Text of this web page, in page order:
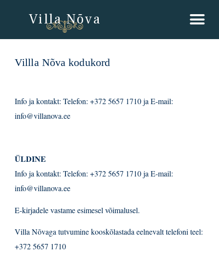
Villa Nõva
Villla Nõva kodukord
Info ja kontakt: Telefon: +372 5657 1710 ja E-mail:
info@villanova.ee
ÜLDINE
Info ja kontakt: Telefon: +372 5657 1710 ja E-mail:
info@villanova.ee
E-kirjadele vastame esimesel võimalusel.
Villa Nõvaga tutvumine kooskõlastada eelnevalt telefoni teel:
+372 5657 1710